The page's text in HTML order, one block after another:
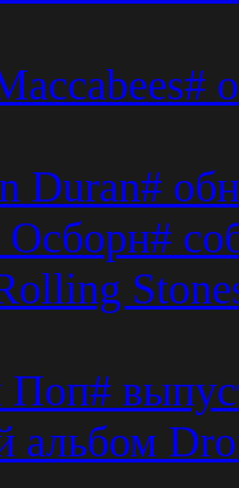
Duran#
Поп#
альбом